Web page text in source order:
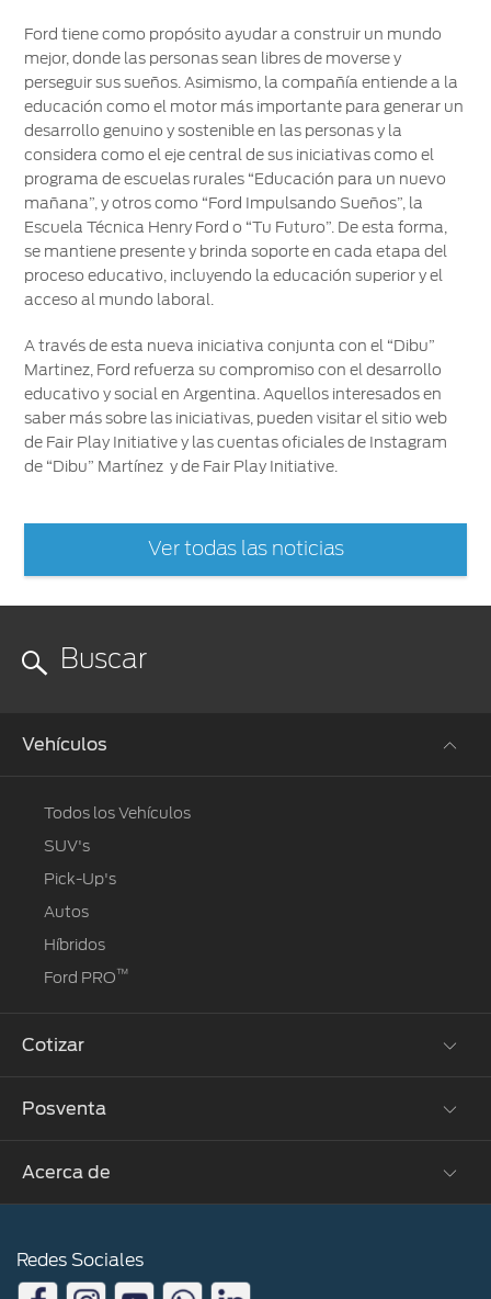
Ford tiene como propósito ayudar a construir un mundo
mejor, donde las personas sean libres de moverse y
perseguir sus sueños. Asimismo, la compañía entiende a la
educación como el motor más importante para generar un
desarrollo genuino y sostenible en las personas y la
considera como el eje central de sus iniciativas como el
programa de escuelas rurales “Educación para un nuevo
mañana”, y otros como “Ford Impulsando Sueños”, la
Escuela Técnica Henry Ford o “Tu Futuro”. De esta forma,
se mantiene presente y brinda soporte en cada etapa del
proceso educativo, incluyendo la educación superior y el
acceso al mundo laboral.
A través de esta nueva iniciativa conjunta con el “Dibu”
Martinez, Ford refuerza su compromiso con el desarrollo
educativo y social en Argentina. Aquellos interesados en
saber más sobre las iniciativas, pueden visitar el sitio web
de Fair Play Initiative y las cuentas oficiales de Instagram
de “Dibu” Martínez y de Fair Play Initiative.
Ver todas las noticias
Vehículos
Todos los Vehículos
SUV's
Pick-Up's
Autos
Híbridos
Ford PRO™
Cotizar
Solicitar cotización
Posventa
Propietarios Ford
Agendamiento Online
Acerca de
Redes Sociales